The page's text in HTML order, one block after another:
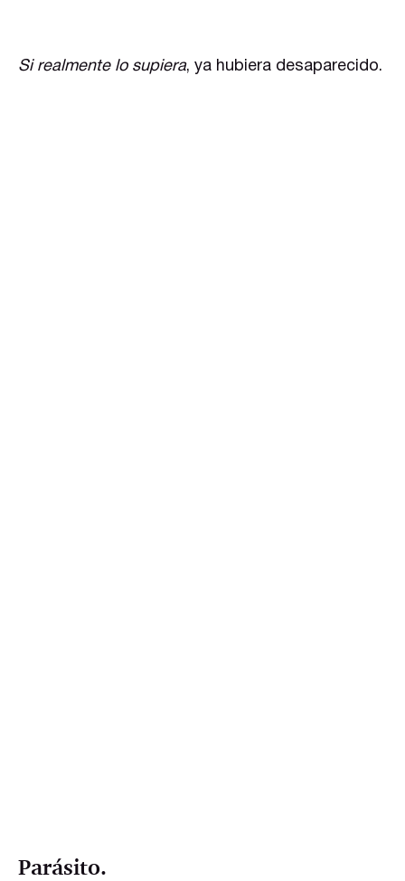
Si realmente lo supiera, ya hubiera desaparecido.
Parásito.